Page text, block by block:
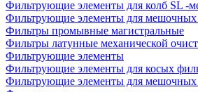
Фильтрующие элементы для колб SL -
Фильтрующие элементы для мешочных
Фильтры промывные магистральные
Фильтры латунные механической
Фильтрующие элементы
Фильтрующие элементы для косых
Фильтрующие элементы для мешочных